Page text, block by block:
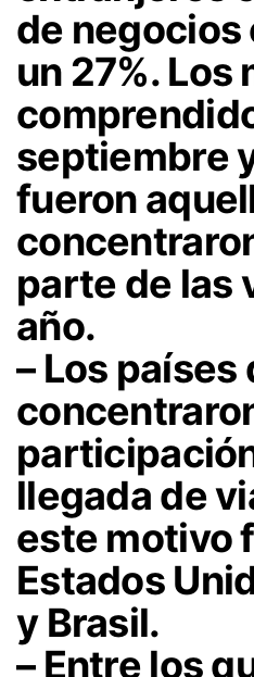
de
un 27%. Los
septiembre
fueron
parte de las
año.
– Los países
llegada de
este motivo
Estados
y Brasil.
– Entre los